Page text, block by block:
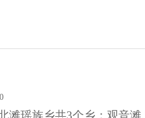
滩瑶族乡共3个乡；观音滩